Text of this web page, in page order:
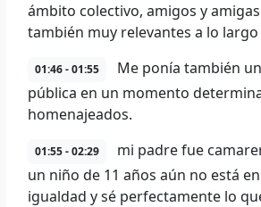
ámbito colectivo, amigos y
también muy relevantes a lo
01:46 - 01:55
Me ponía también
pública en un momento
homenajeados.
01:55 - 02:29
mi padre fue
un niño de 11 años aún no está
igualdad y sé perfectamente lo